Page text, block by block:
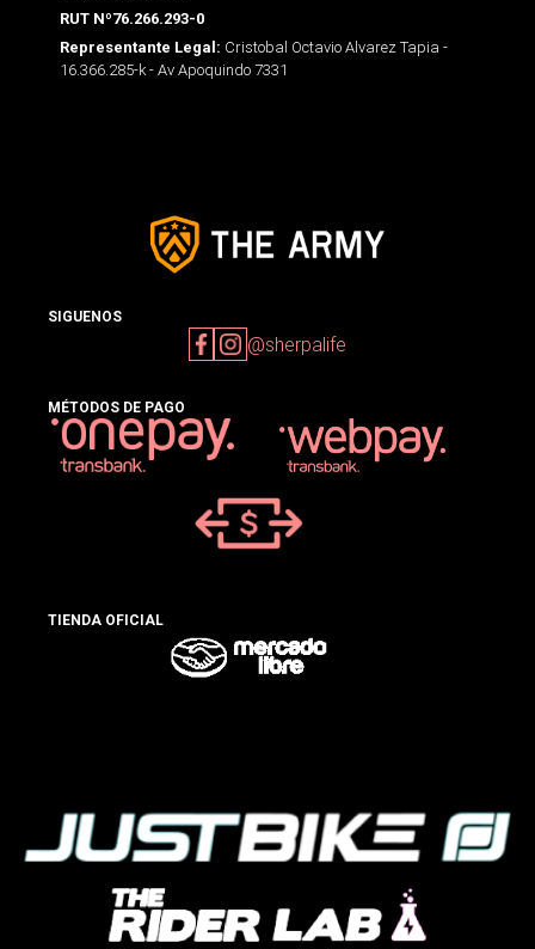
RUT Nº76.266.293-0
Representante Legal: Cristobal Octavio Alvarez Tapia -
16.366.285-k - Av Apoquindo 7331
SIGUENOS
@sherpalife
MÉTODOS DE PAGO
TIENDA OFICIAL